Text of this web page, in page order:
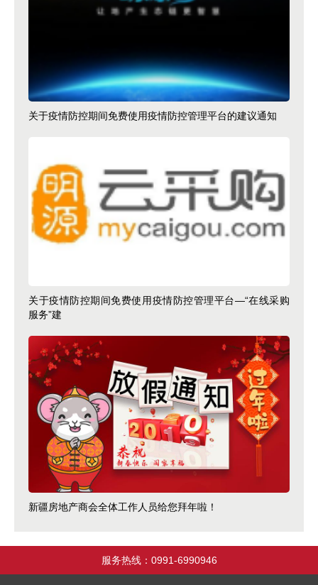
关于疫情防控期间免费使用疫情防控管理平台的建议通知
关于疫情防控期间免费使用疫情防控管理平台—“在线采购
服务”建
新疆房地产商会全体工作人员给您拜年啦！
服务热线：0991-6990946